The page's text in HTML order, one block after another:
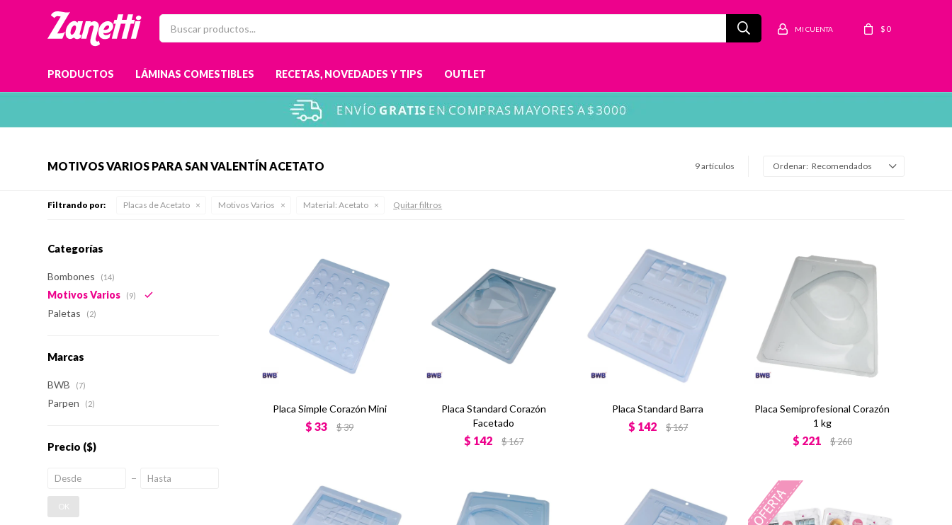
PRODUCTOS LÁMINAS COMESTIBLES RECETAS, NOVEDADES Y TIPS OUTLET
$ 0
MOTIVOS VARIOS PARA SAN VALENTÍN ACETATO 9 artículos Recomendados
Filtrando por: Placas de Acetato Motivos Varios Material: Acetato Quitar filtros
Placa Simple Corazón Mini
$ 33 $39
Placa Standard Corazón
Facetado
$ 142 $167
Placa Standard Barra
$ 142 $167
Placa Semiprofesional Corazón
1 kg
$ 221 $260
Categorías
Bombones (14)
Motivos Varios (9)
Paletas (2)
Marcas
BWB (7)
Parpen (2)
Precio ($)
OK